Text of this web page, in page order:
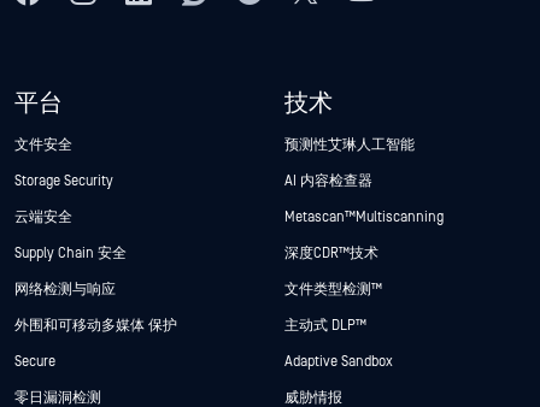
平台
文件安全
Storage Security
云端安全
Supply Chain 安全
网络检测与响应
外围和可移动多媒体 保护
Secure
零日漏洞检测
技术
预测性艾琳人工智能
AI 内容检查器
Metascan™ Multiscanning
深度CDR™技术
文件类型检测™
主动式 DLP™
Adaptive Sandbox
威胁情报